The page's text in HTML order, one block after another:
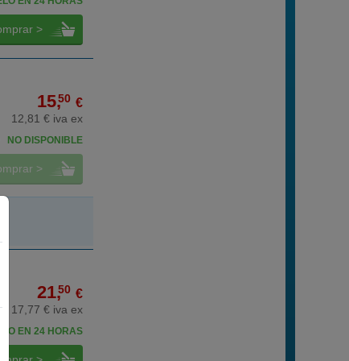
>
15,50 €
12,81 € iva ex
NO DISPONIBLE
>
21,50 €
17,77 € iva ex
EN 24 HORAS